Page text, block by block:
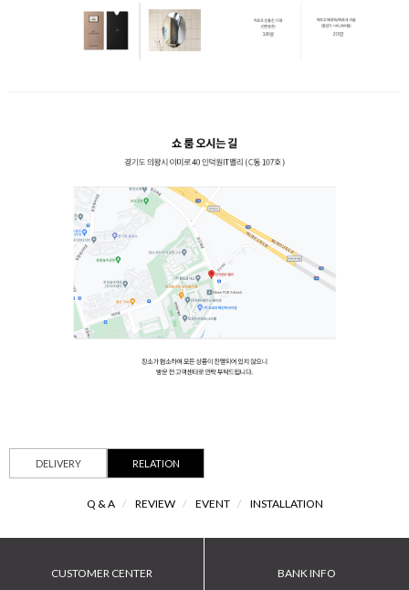
DELIVERY RELATION
Q & A / REVIEW / EVENT / INSTALLATION
CUSTOMER CENTER BANK INFO